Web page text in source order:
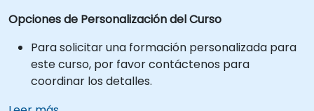
Opciones de Personalización del Curso
Para solicitar una formación personalizada para
este curso, por favor contáctenos para
coordinar los detalles.